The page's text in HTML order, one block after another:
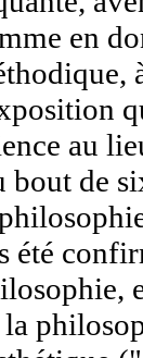
en
au
bout de
été
la